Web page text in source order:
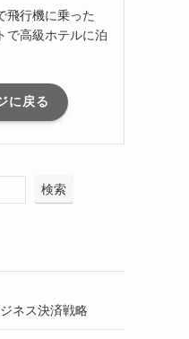
飛行機に乗った
で高級ホテルに泊
に戻る
検索
ネス決済戦略